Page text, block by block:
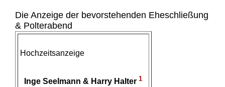
Die Anzeige der bevorstehenden Eheschließung
& Polterabend
Hochzeitsanzeige
Inge Seelmann & Harry Halter1